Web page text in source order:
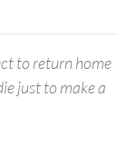
to return home
just to make a